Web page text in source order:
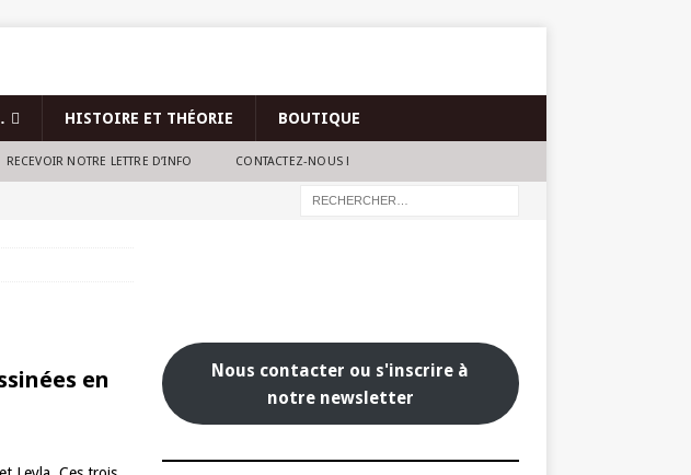
HISTOIRE ET THÉORIE BOUTIQUE
RECEVOIR NOTRE LETTRE D’INFO CONTACTEZ-NOUS !
en
Nous contacter ou s'inscrire à
notre newsletter